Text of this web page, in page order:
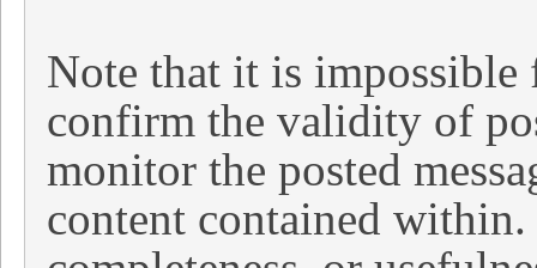
Note that it is
confirm the validity of
monitor the posted
content contained